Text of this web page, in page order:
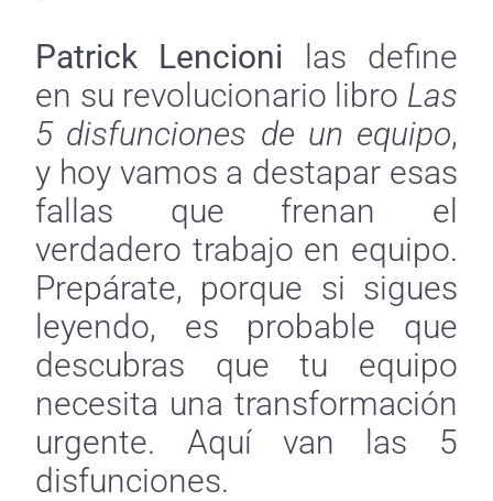
Patrick Lencioni las define
en su revolucionario libro Las
5 disfunciones de un equipo,
y hoy vamos a destapar esas
fallas que frenan el
verdadero trabajo en equipo.
Prepárate, porque si sigues
leyendo, es probable que
descubras que tu equipo
necesita una transformación
urgente. Aquí van las 5
disfunciones.